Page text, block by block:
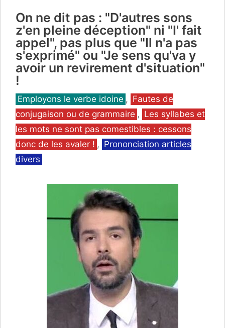
On ne dit pas : "D'autres sons
z'en pleine déception" ni "I' fait
appel", pas plus que "Il n'a pas
s'exprimé" ou "Je sens qu'va y
avoir un revirement d'situation"
!
Catégories
Employons le verbe idoine , Fautes de
conjugaison ou de grammaire , Les syllabes et
les mots ne sont pas comestibles : cessons
donc de les avaler ! , Prononciation articles
divers